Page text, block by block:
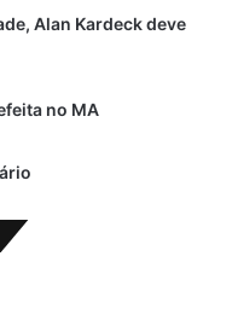
de Notícias
Alan Kardeck deve
no MA